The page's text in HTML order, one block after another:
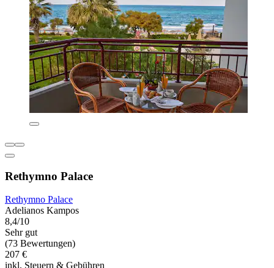
Rethymno Palace
Rethymno Palace
Adelianos Kampos
8,4/10
Sehr gut
(73 Bewertungen)
207 €
inkl. Steuern & Gebühren